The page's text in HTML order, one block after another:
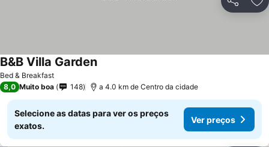
Partilhar
Bed & Breakfast
B&B Villa Garden
8,0 Muito boa 148 a 4.0 km de Centro da cidade
Selecione as datas para ver os preços
exatos.
Ver preços